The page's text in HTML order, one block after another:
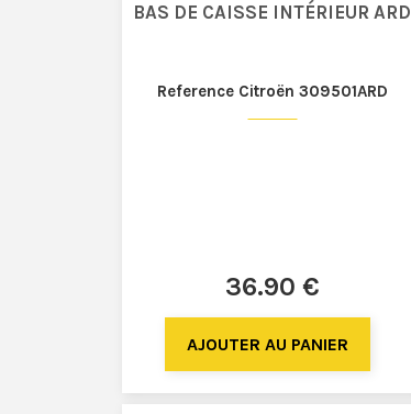
BAS DE CAISSE INTÉRIEUR ARD
Reference Citroën 309501ARD
36.90 €